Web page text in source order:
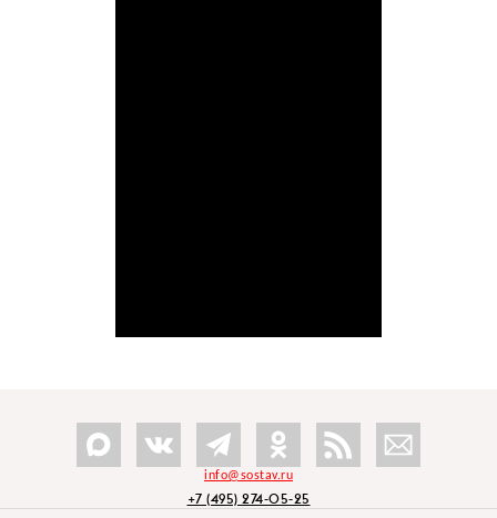
info@sostav.ru
+7 (495) 274-05-25